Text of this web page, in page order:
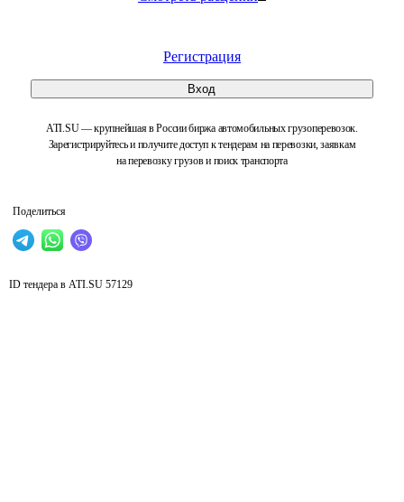
Регистрация
Вход
ATI.SU — крупнейшая в России биржа автомобильных грузоперевозок.
Зарегистрируйтесь и получите доступ к тендерам на перевозки, заявкам
на перевозку грузов и поиск транспорта
Поделиться
ID тендера в ATI.SU 57129